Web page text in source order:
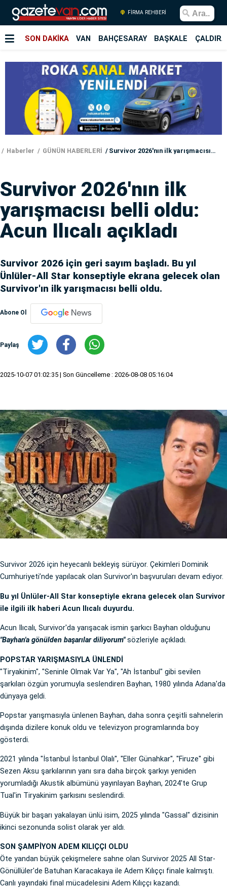
FİRMA REHBERİ
SON DAKİKA VAN BAHÇESARAY BAŞKALE
Haberler GÜNÜN HABERLERİ Survivor 2026'nın ilk yarışmacısı belli oldu: Acun Ilıcalı açıkladı
Survivor 2026'nın ilk
yarışmacısı belli oldu:
Acun Ilıcalı açıkladı
Survivor 2026 için geri sayım başladı. Bu yıl
Ünlüler-All Star konseptiyle ekrana gelecek olan
Survivor'ın ilk yarışmacısı belli oldu.
Abone Ol
Paylaş
2025-10-07 01:02:35 | Son Güncelleme : 2026-08-08 05:16:04
Survivor 2026 için heyecanlı bekleyiş sürüyor. Çekimleri Dominik
Cumhuriyeti’nde yapılacak olan Survivor'ın başvuruları devam ediyor.
Bu yıl Ünlüler-All Star konseptiyle ekrana gelecek olan Survivor
ile ilgili ilk haberi Acun Ilıcalı duyurdu.
Acun Ilıcalı, Survivor'da yarışacak ismin şarkıcı Bayhan olduğunu
"Bayhan'a gönülden başarılar diliyorum"sözleriyle açıkladı.
POPSTAR YARIŞMASIYLA ÜNLENDİ
"Tiryakinim", "Seninle Olmak Var Ya", "Ah İstanbul" gibi sevilen
şarkıları özgün yorumuyla seslendiren Bayhan, 1980 yılında Adana'da
dünyaya geldi.
Popstar yarışmasıyla ünlenen Bayhan, daha sonra çeşitli sahnelerin
dışında dizilere konuk oldu ve televizyon programlarında boy
gösterdi.
2021 yılında ''İstanbul İstanbul Olalı'', ''Eller Günahkar'', ''Firuze'' gibi
Sezen Aksu şarkılarının yanı sıra daha birçok şarkıyı yeniden
yorumladığı Akustik albümünü yayınlayan Bayhan, 2024'te Grup
Tual'in Tiryakinim şarkısını seslendirdi.
Büyük bir başarı yakalayan ünlü isim, 2025 yılında "Gassal" dizisinin
ikinci sezonunda solist olarak yer aldı.
SON ŞAMPİYON ADEM KILIÇÇI OLDU
Öte yandan büyük çekişmelere sahne olan Survivor 2025 All Star-
Gönüllüler'de Batuhan Karacakaya ile Adem Kılıççı finale kalmıştı.
Canlı yayındaki final mücadelesini Adem Kılıççı kazandı.